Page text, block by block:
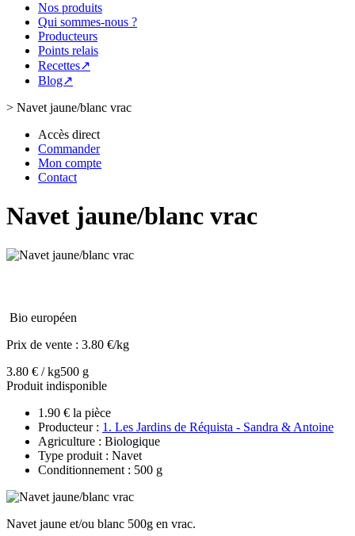
Nos produits
Qui sommes-nous ?
Producteurs
Points relais
Recettes↗
Blog↗
> Navet jaune/blanc vrac
Accès direct
Commander
Mon compte
Contact
Navet jaune/blanc vrac
Bio européen
Prix de vente : 3.80 €/kg
3.80 € / kg500 g
Produit indisponible
1.90 € la pièce
Producteur : 1. Les Jardins de Réquista - Sandra & Antoine
Agriculture : Biologique
Type produit : Navet
Conditionnement : 500 g
Navet jaune et/ou blanc 500g en vrac.